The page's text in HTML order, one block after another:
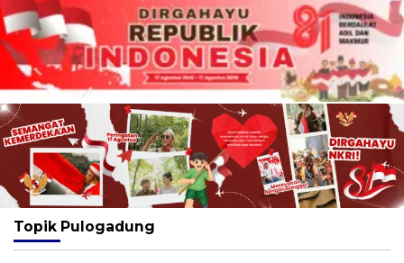
Topik Pulogadung